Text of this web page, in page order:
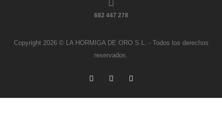
682 447 278
Copyright 2026 © LA HORMIGA DE ORO S.L. - Todos los derechos
reservados.